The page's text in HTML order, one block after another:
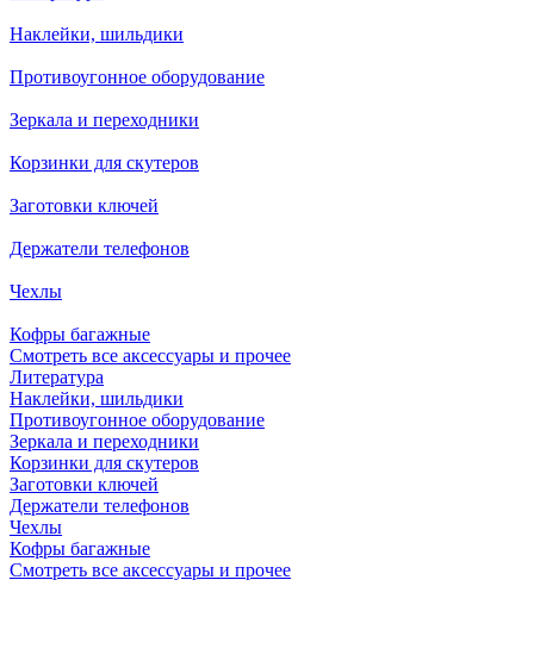
Наклейки, шильдики
Противоугонное оборудование
Зеркала и переходники
Корзинки для скутеров
Заготовки ключей
Держатели телефонов
Чехлы
Кофры багажные
Смотреть все аксессуары и прочее
Литература
Наклейки, шильдики
Противоугонное оборудование
Зеркала и переходники
Корзинки для скутеров
Заготовки ключей
Держатели телефонов
Чехлы
Кофры багажные
Смотреть все аксессуары и прочее